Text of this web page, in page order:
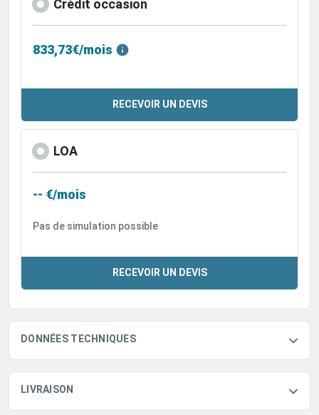
Crédit occasion
833,73€/mois
RECEVOIR UN DEVIS
LOA
-- €/mois
Pas de simulation possible
RECEVOIR UN DEVIS
DONNÉES TECHNIQUES
LIVRAISON